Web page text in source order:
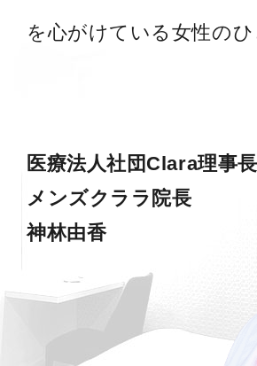
を心がけている女性のひ
医療法人社団Clara理事長
メンズクララ院長
神林由香